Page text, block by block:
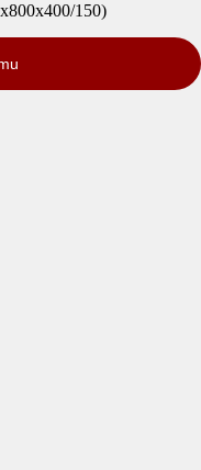
150)